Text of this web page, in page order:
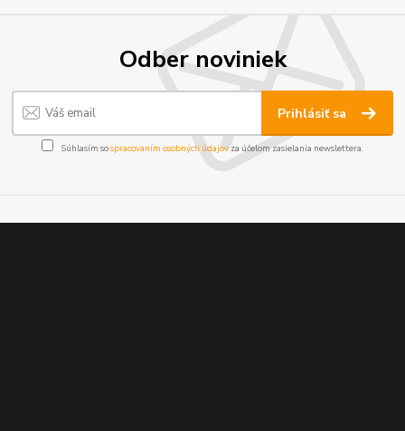
Odber noviniek
Prihlásiť sa
Súhlasím sospracovaním osobných údajov za účelom zasielania newslettera.